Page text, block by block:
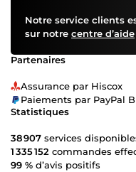
Notre service clients
sur notre centre d’aide
Partenaires
Assurance par Hiscox
Paiements par PayPal
Statistiques
38 907 services
1 335 152 commandes
99 % d’avis positifs